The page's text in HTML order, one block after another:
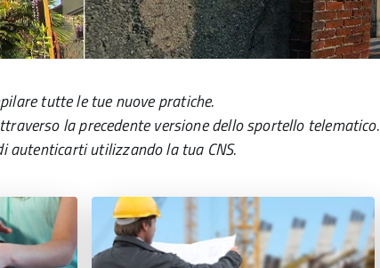
tutte le tue nuove pratiche.
la precedente versione dello sportello telematico.
autenticarti utilizzando la tua CNS.